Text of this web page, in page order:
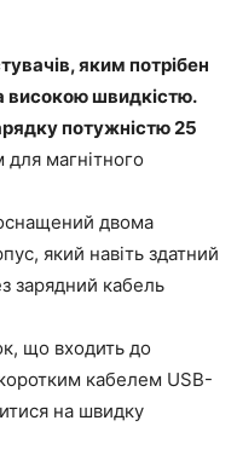
яким потрібен
високою швидкістю.
потужністю 25
магнітного
двома
який навіть здатний
зарядний кабель
що входить до
кабелем USB-
на швидку